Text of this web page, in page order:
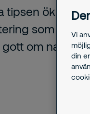
tipsen ökar du
som lönar
om natten.
Vi
din